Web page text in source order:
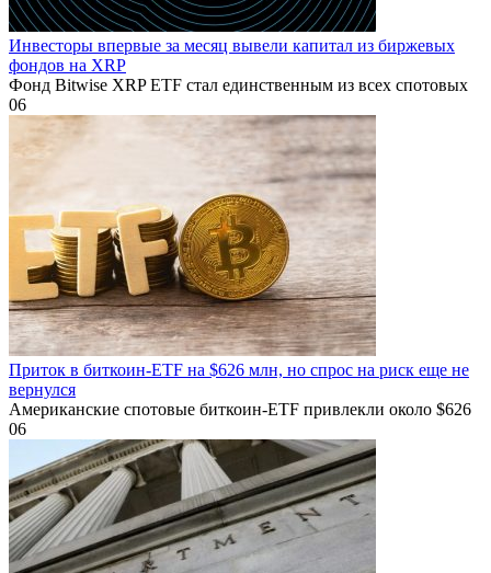
Инвесторы впервые за месяц вывели капитал из биржевых
фондов на XRP
Фонд Bitwise XRP ETF стал единственным из всех спотовых
06
Приток в биткоин-ETF на $626 млн, но спрос на риск еще не
вернулся
Американские спотовые биткоин-ETF привлекли около $626
06